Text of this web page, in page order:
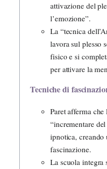
attivazione del
l’emozione”.
La “tecnica
lavora sul plesso
fisico e si
per attivare la
Tecniche di
Paret afferma che
“incrementare
ipnotica,
fascinazione.
La scuola integra